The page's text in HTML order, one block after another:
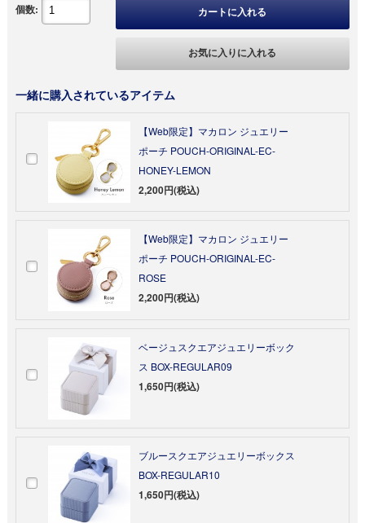
個数: カートに入れる
お気に入りに入れる
一緒に購入されているアイテム
【Web限定】マカロン ジュエリー
ポーチ POUCH-ORIGINAL-EC-
HONEY-LEMON
2,200円(税込)
【Web限定】マカロン ジュエリー
ポーチ POUCH-ORIGINAL-EC-
ROSE
2,200円(税込)
ベージュスクエアジュエリーボック
ス BOX-REGULAR09
1,650円(税込)
ブルースクエアジュエリーボックス
BOX-REGULAR10
1,650円(税込)